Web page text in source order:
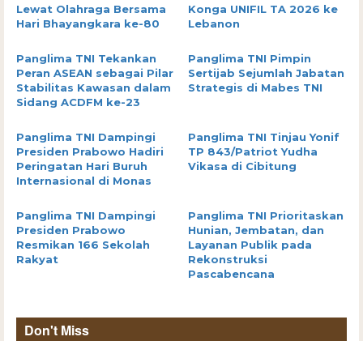
Lewat Olahraga Bersama
Hari Bhayangkara ke-80
Konga UNIFIL TA 2026 ke
Lebanon
Panglima TNI Tekankan
Peran ASEAN sebagai Pilar
Stabilitas Kawasan dalam
Sidang ACDFM ke-23
Panglima TNI Pimpin
Sertijab Sejumlah Jabatan
Strategis di Mabes TNI
Panglima TNI Dampingi
Presiden Prabowo Hadiri
Peringatan Hari Buruh
Internasional di Monas
Panglima TNI Tinjau Yonif
TP 843/Patriot Yudha
Vikasa di Cibitung
Panglima TNI Dampingi
Presiden Prabowo
Resmikan 166 Sekolah
Rakyat
Panglima TNI Prioritaskan
Hunian, Jembatan, dan
Layanan Publik pada
Rekonstruksi
Pascabencana
Don't Miss